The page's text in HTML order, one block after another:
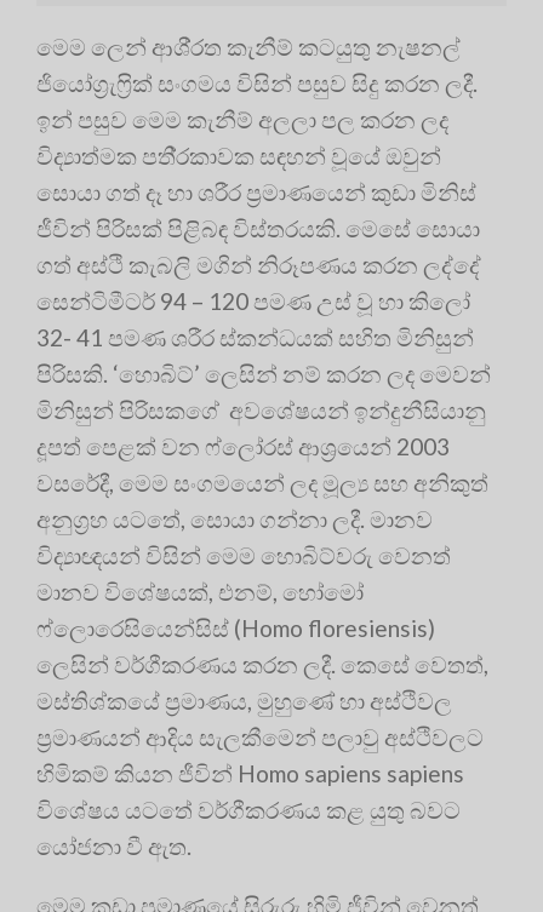
මෙම ලෙන් ආශි‍්‍රත කැනීම් කටයුතු නැෂනල්
ජියෝග‍්‍රැෆ‍්‍රික් සංගමය විසින් පසුව සිදු කරන ලදී.
ඉන් පසුව මෙම කැනීම් අලලා පල කරන ලද
විද්‍යාත්මක පති‍්‍රකාවක සඳහන් වූයේ ඔවුන්
සොයා ගත් දෑ හා ශරීර ප‍්‍රමාණයෙන් කුඩා මිනිස්
ජීවින් පිරිසක් පිළිබඳ විස්තරයකි. මෙසේ සොයා
ගත් අස්ථි කැබලි මගින් නිරූපණය කරන ලද්දේ
සෙන්ටිමීටර් 94 – 120 පමණ උස් වූ හා කිලෝ
32- 41 පමණ ශරීර ස්කන්ධයක් සහිත මිනිසුන්
පිරිසකි. ‘හොබිට්’ ලෙසින් නම් කරන ලද මෙවන්
මිනිසුන් පිරිසකගේ අවශේෂයන් ඉන්දුනීසියානු
දූපත් පෙළක් වන ෆ්ලෝරස් ආශ‍්‍රයෙන් 2003
වසරේදී, මෙම සංගමයෙන් ලද මූල්‍ය සහ අනිකුත්
අනුග‍්‍රහ යටතේ, සොයා ගන්නා ලදී. මානව
විද්‍යාඥයන් විසින් මෙම හොබිට්වරු වෙනත්
මානව විශේෂයක්, එනම්, හෝමෝ
ෆ්ලොරෙසියෙන්සිස් (Homo floresiensis)
ලෙසින් වර්ගීකරණය කරන ලදී. කෙසේ වෙතත්,
මස්තිශ්කයේ ප‍්‍රමාණය, මුහුණේ හා අස්ථිවල
ප‍්‍රමාණයන් ආදිය සැලකීමෙන් පලාවු අස්ථිවලට
හිමිකම් කියන ජීවින් Homo sapiens sapiens
විශේෂය යටතේ වර්ගීකරණය කළ යුතු බවට
යෝජනා වී ඇත.
මෙම කුඩා ප‍්‍රමාණයේ සිරුරු හිමි ජීවින් වෙනත්